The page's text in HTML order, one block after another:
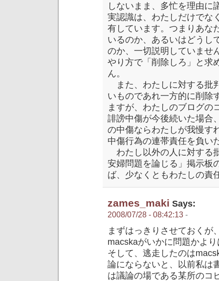
しないまま、多忙を理由に
実認識は、わたしだけでな
有しています。つまりあな
いるのか、あるいはどうし
のか、一切説明していませ
やり方で「削除しろ」と求
ん。
また、わたしに対する批
いものであれ一方的に削除
ますが、わたしのブログの
誹謗中傷が今後続いた場合
の中傷ならわたしが我慢す
中傷行為の連帯責任を負い
わたし以外の人に対する
安婦問題を論じる」掲示板
ば、少なくともわたしの責
zames_maki Says:
2008/07/28 - 08:42:13 -
まずはっきりさせておくが
macskaがいかに問題かよ
そして、逃走したのは
論にならないと、以前私は
は議論の場である某所のコ